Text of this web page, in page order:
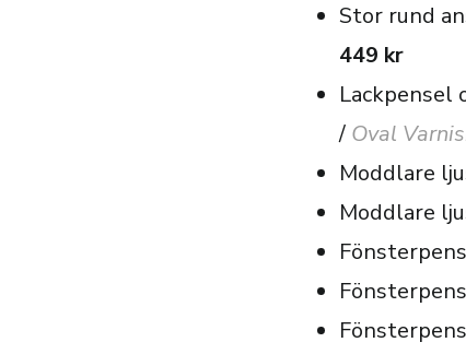
Stor rund
449 kr
Lackpensel
/ Oval
Moddlare
Moddlare